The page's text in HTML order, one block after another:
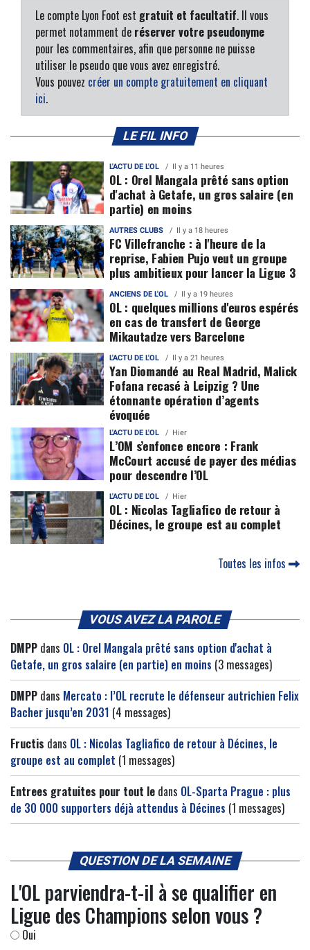
Le compte Lyon Foot est gratuit et facultatif. Il vous
permet notamment de réserver votre pseudonyme
pour les commentaires, afin que personne ne puisse
utiliser le pseudo que vous avez enregistré.
Vous pouvez créer un compte gratuitement en cliquant
ici.
LE FIL INFO
L'ACTU DE L'OL Il y a 11 heures
OL : Orel Mangala prêté sans option
d'achat à Getafe, un gros salaire (en
partie) en moins
AUTRES CLUBS Il y a 18 heures
FC Villefranche : à l'heure de la
reprise, Fabien Pujo veut un groupe
plus ambitieux pour lancer la Ligue 3
ANCIENS DE L'OL Il y a 19 heures
OL : quelques millions d'euros espérés
en cas de transfert de George
Mikautadze vers Barcelone
L'ACTU DE L'OL Il y a 21 heures
Yan Diomandé au Real Madrid, Malick
Fofana recasé à Leipzig ? Une
étonnante opération d’agents
évoquée
L'ACTU DE L'OL Hier
L’OM s’enfonce encore : Frank
McCourt accusé de payer des médias
pour descendre l’OL
L'ACTU DE L'OL Hier
OL : Nicolas Tagliafico de retour à
Décines, le groupe est au complet
Toutes les infos
VOUS AVEZ LA PAROLE
DMPP dans OL : Orel Mangala prêté sans option d'achat à
Getafe, un gros salaire (en partie) en moins (3 messages)
DMPP dans Mercato : l’OL recrute le défenseur autrichien Felix
Bacher jusqu’en 2031 (4 messages)
Fructis dans OL : Nicolas Tagliafico de retour à Décines, le
groupe est au complet (1 messages)
Entrees gratuites pour tout le dans OL-Sparta Prague : plus
de 30 000 supporters déjà attendus à Décines (1 messages)
QUESTION DE LA SEMAINE
L'OL parviendra-t-il à se qualifier en
Ligue des Champions selon vous ?
Oui